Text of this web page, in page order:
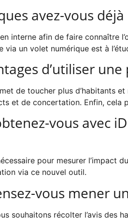
avez-vous déjà
interne afin de faire connaître
un volet numérique est à
d’utiliser
de toucher plus d’habitants
et de concertation. Enfin, cela
vous avec
pour mesurer
via ce nouvel outil.
vous mener
souhaitons récolter l’avis